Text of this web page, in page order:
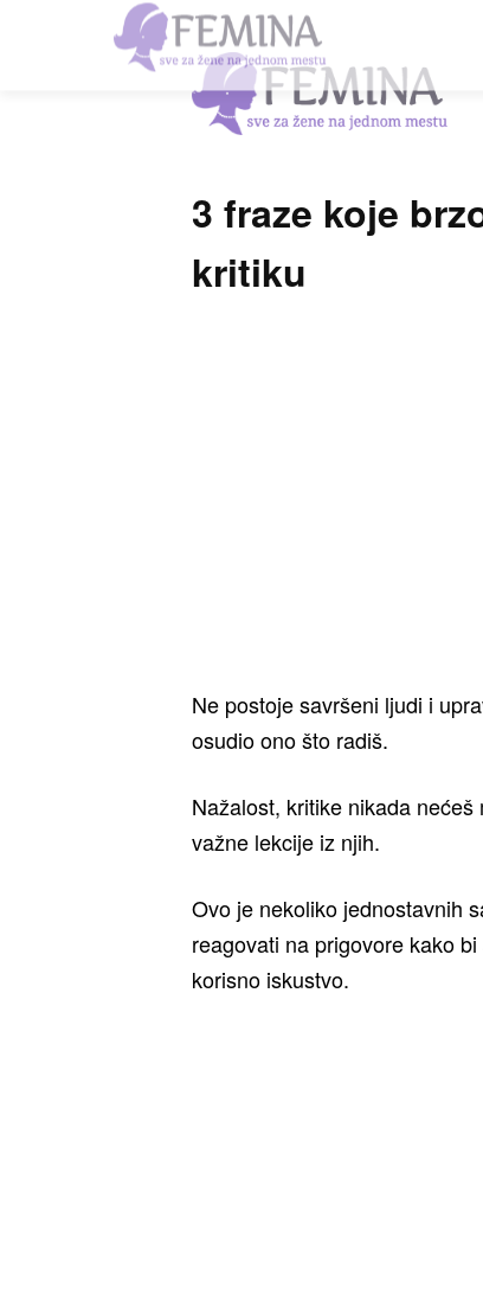
3 fraze koje
kritiku
Ne postoje savršeni ljudi i
osudio ono što radiš.
Nažalost, kritike nikada
važne lekcije iz njih.
Ovo je nekoliko jednostavnih
reagovati na prigovore kako
korisno iskustvo.